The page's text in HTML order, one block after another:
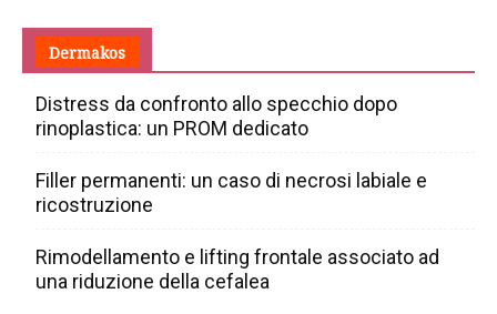
Dermakos
Distress da confronto allo specchio dopo
rinoplastica: un PROM dedicato
Filler permanenti: un caso di necrosi labiale e
ricostruzione
Rimodellamento e lifting frontale associato ad
una riduzione della cefalea